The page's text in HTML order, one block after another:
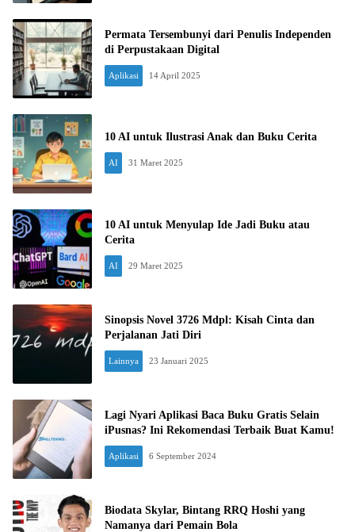
Permata Tersembunyi dari Penulis Independen
di Perpustakaan Digital
Aplikasi 14 April 2025
10 AI untuk Ilustrasi Anak dan Buku Cerita
AI 31 Maret 2025
10 AI untuk Menyulap Ide Jadi Buku atau
Cerita
AI 29 Maret 2025
Sinopsis Novel 3726 Mdpl: Kisah Cinta dan
Perjalanan Jati Diri
Lainnya 23 Januari 2025
Lagi Nyari Aplikasi Baca Buku Gratis Selain
iPusnas? Ini Rekomendasi Terbaik Buat Kamu!
Aplikasi 6 September 2024
Biodata Skylar, Bintang RRQ Hoshi yang
Namanya dari Pemain Bola